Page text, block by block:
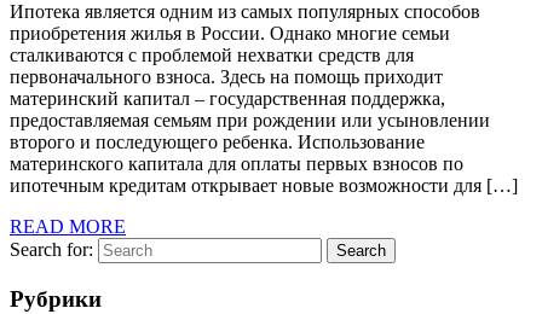
Ипотека является одним из самых популярных способов
приобретения жилья в России. Однако многие семьи
сталкиваются с проблемой нехватки средств для
первоначального взноса. Здесь на помощь приходит
материнский капитал – государственная поддержка,
предоставляемая семьям при рождении или усыновлении
второго и последующего ребенка. Использование
материнского капитала для оплаты первых взносов по
ипотечным кредитам открывает новые возможности для […]
READ MORE
Search for:
Search
Рубрики